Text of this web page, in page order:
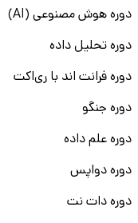
دوره هوش مصنوعی (AI)
دوره تحلیل داده
دوره فرانت اند با ری‌اکت
دوره جنگو
دوره علم داده
دوره دواپس
دوره دات نت